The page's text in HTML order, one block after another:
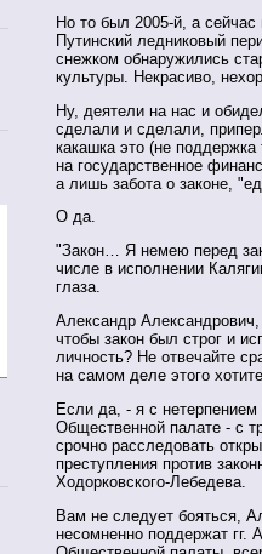
Но то был 2005-й, а сейчас
Путинский ледниковый
снежком обнаружились
культуры. Некрасиво,
Ну, деятели на нас и
сделали и сделали,
какашка это (не
на государственное
а лишь забота о законе,
О да.
"Закон… Я немею перед
числе в исполнении
глаза.
Александр
чтобы закон был строг и
личность? Не отвечайте
на самом деле этого
Если да, - я с
Общественной палате - с
срочно расследовать
преступления против
Ходорковского-Лебедева.
Вам не следует бояться,
несомненно поддержат гг.